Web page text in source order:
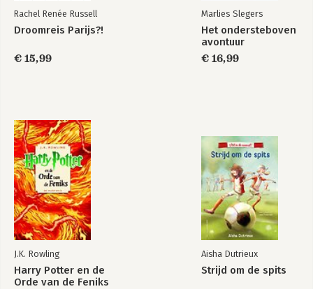
Rachel Renée Russell
Droomreis Parijs?!
€ 15,99
Marlies Slegers
Het ondersteboven
avontuur
€ 16,99
J.K. Rowling
Harry Potter en de
Orde van de Feniks
Aisha Dutrieux
Strijd om de spits